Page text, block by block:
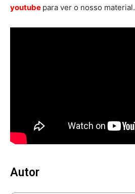
youtube para ver o nosso material.
Autor